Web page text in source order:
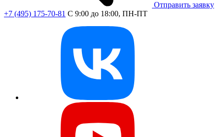
Отправить заявку
+7 (495) 175-70-81 C 9:00 до 18:00, ПН-ПТ